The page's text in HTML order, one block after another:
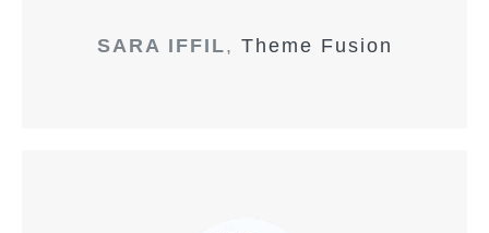
SARA IFFIL, Theme Fusion